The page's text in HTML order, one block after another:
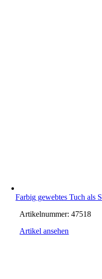
Farbig gewebtes Tuch als
Artikelnummer:47518
Artikel ansehen